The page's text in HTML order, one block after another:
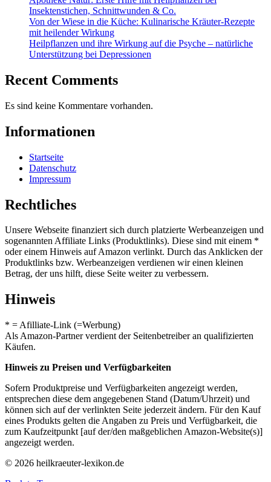
Insektenstichen, Schnittwunden & Co.
Von der Wiese in die Küche: Kulinarische Kräuter-Rezepte
mit heilender Wirkung
Heilpflanzen und ihre Wirkung auf die Psyche – natürliche
Unterstützung bei Depressionen
Recent Comments
Es sind keine Kommentare vorhanden.
Informationen
Startseite
Datenschutz
Impressum
Rechtliches
Unsere Webseite finanziert sich durch platzierte Werbeanzeigen und
sogenannten Affiliate Links (Produktlinks). Diese sind mit einem *
oder einem Hinweis auf Amazon verlinkt. Durch das Anklicken der
Produktlinks bzw. Werbeanzeigen verdienen wir einen kleinen
Betrag, der uns hilft, diese Seite weiter zu verbessern.
Hinweis
* = Afilliate-Link (=Werbung)
Als Amazon-Partner verdient der Seitenbetreiber an qualifizierten
Käufen.
Hinweis zu Preisen und Verfügbarkeiten
Sofern Produktpreise und Verfügbarkeiten angezeigt werden,
entsprechen diese dem angegebenen Stand (Datum/Uhrzeit) und
können sich auf der verlinkten Seite jederzeit ändern. Für den Kauf
eines Produkts gelten die Angaben zu Preis und Verfügbarkeit, die
zum Kaufzeitpunkt [auf der/den maßgeblichen Amazon-Website(s)]
angezeigt werden.
© 2026 heilkraeuter-lexikon.de